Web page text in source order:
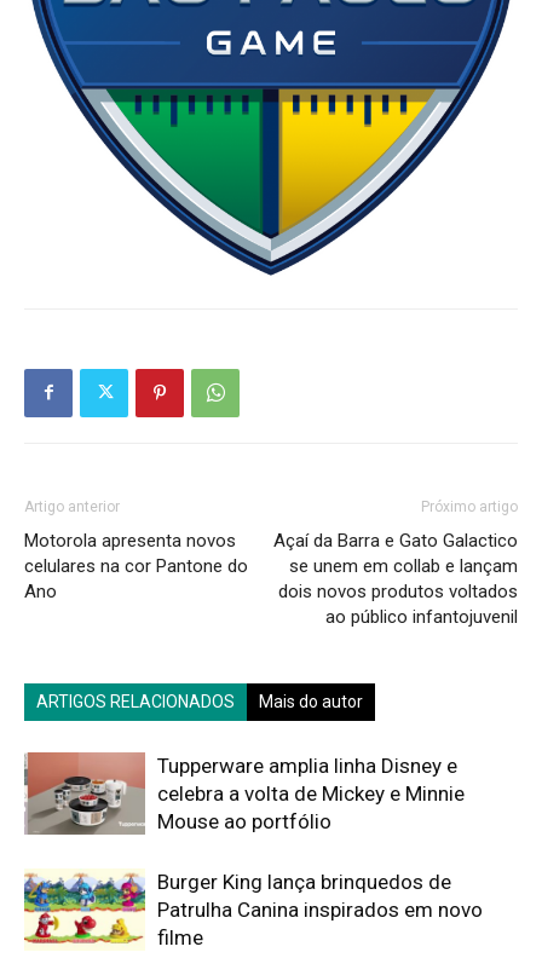
Artigo anterior
Motorola apresenta novos
celulares na cor Pantone do
Ano
Próximo artigo
Açaí da Barra e Gato Galactico
se unem em collab e lançam
dois novos produtos voltados
ao público infantojuvenil
ARTIGOS RELACIONADOS Mais do autor
Tupperware amplia linha Disney e
celebra a volta de Mickey e Minnie
Mouse ao portfólio
Burger King lança brinquedos de
Patrulha Canina inspirados em novo
filme